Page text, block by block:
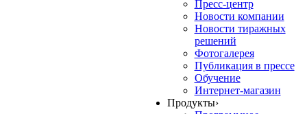
Пресс-центр
Новости компании
Новости тиражных
решений
Фотогалерея
Публикация в прессе
Обучение
Интернет-магазин
Продукты›